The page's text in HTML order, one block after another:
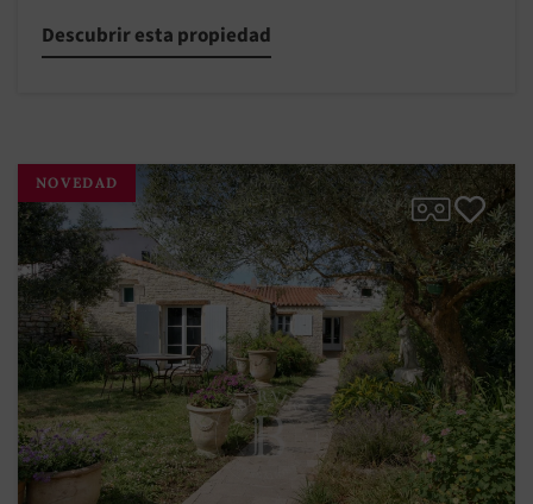
Descubrir esta propiedad
NOVEDAD